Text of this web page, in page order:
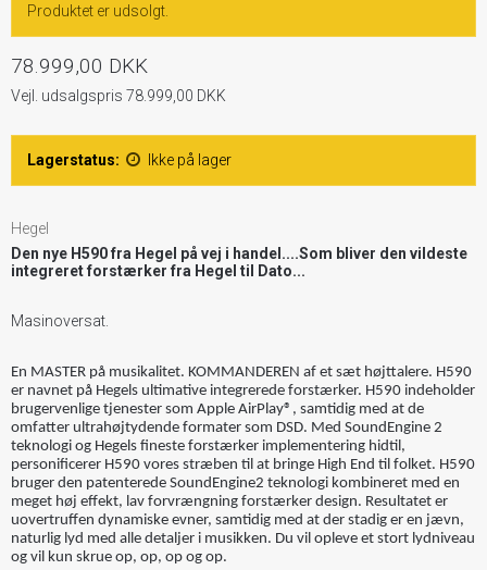
Produktet er udsolgt.
78.999,00 DKK
Vejl. udsalgspris 78.999,00 DKK
Lagerstatus: Ikke på lager
Hegel
Den nye H590 fra Hegel på vej i handel....Som bliver den vildeste
integreret forstærker fra Hegel til Dato...
Masinoversat.
En MASTER på musikalitet. KOMMANDEREN af et sæt højttalere. H590
er navnet på Hegels ultimative integrerede forstærker. H590 indeholder
brugervenlige tjenester som Apple AirPlay®, samtidig med at de
omfatter ultrahøjtydende formater som DSD. Med SoundEngine 2
teknologi og Hegels fineste forstærker implementering hidtil,
personificerer H590 vores stræben til at bringe High End til folket. H590
bruger den patenterede SoundEngine2 teknologi kombineret med en
meget høj effekt, lav forvrængning forstærker design. Resultatet er
uovertruffen dynamiske evner, samtidig med at der stadig er en jævn,
naturlig lyd med alle detaljer i musikken. Du vil opleve et stort lydniveau
og vil kun skrue op, op, op og op.